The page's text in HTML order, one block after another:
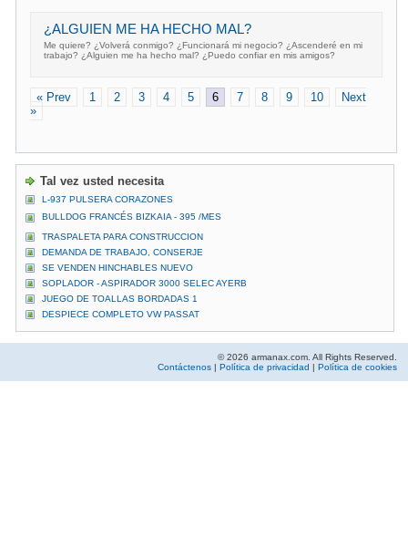
¿ALGUIEN ME HA HECHO MAL?
Me quiere? ¿Volverá conmigo? ¿Funcionará mi negocio? ¿Ascenderé en mi
trabajo? ¿Alguien me ha hecho mal? ¿Puedo confiar en mis amigos?
« Prev 1 2 3 4 5 6 7 8 9 10
Next
»
Tal vez usted necesita
L-937 PULSERA CORAZONES
BULLDOG FRANCÉS BIZKAIA - 395 /MES
TRASPALETA PARA CONSTRUCCION
DEMANDA DE TRABAJO, CONSERJE
SE VENDEN HINCHABLES NUEVO
SOPLADOR - ASPIRADOR 3000 SELEC AYERB
JUEGO DE TOALLAS BORDADAS 1
DESPIECE COMPLETO VW PASSAT
© 2026 armanax.com. All Rights Reserved.
Contáctenos | Política de privacidad | Política de cookies